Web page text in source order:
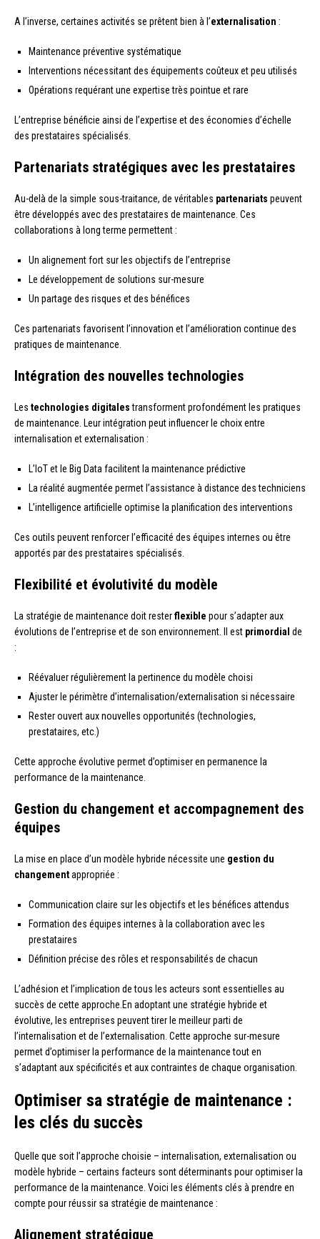
A l’inverse, certaines activités se prêtent bien à l’externalisation :
Maintenance préventive systématique
Interventions nécessitant des équipements coûteux et peu utilisés
Opérations requérant une expertise très pointue et rare
L’entreprise bénéficie ainsi de l’expertise et des économies d’échelle
des prestataires spécialisés.
Partenariats stratégiques avec les prestataires
Au-delà de la simple sous-traitance, de véritables partenariats peuvent
être développés avec des prestataires de maintenance. Ces
collaborations à long terme permettent :
Un alignement fort sur les objectifs de l’entreprise
Le développement de solutions sur-mesure
Un partage des risques et des bénéfices
Ces partenariats favorisent l’innovation et l’amélioration continue des
pratiques de maintenance.
Intégration des nouvelles technologies
Les technologies digitalestransforment profondément les pratiques
de maintenance. Leur intégration peut influencer le choix entre
internalisation et externalisation :
L’IoT et le Big Data facilitent la maintenance prédictive
La réalité augmentée permet l’assistance à distance des techniciens
L’intelligence artificielle optimise la planification des interventions
Ces outils peuvent renforcer l’efficacité des équipes internes ou être
apportés par des prestataires spécialisés.
Flexibilité et évolutivité du modèle
La stratégie de maintenance doit resterflexible pour s’adapter aux
évolutions de l’entreprise et de son environnement. Il est primordial de
:
Réévaluer régulièrement la pertinence du modèle choisi
Ajuster le périmètre d’internalisation/externalisation si nécessaire
Rester ouvert aux nouvelles opportunités (technologies,
prestataires, etc.)
Cette approche évolutive permet d’optimiser en permanence la
performance de la maintenance.
Gestion du changement et accompagnement des
équipes
La mise en place d’un modèle hybride nécessite une gestion du
changementappropriée :
Communication claire sur les objectifs et les bénéfices attendus
Formation des équipes internes à la collaboration avec les
prestataires
Définition précise des rôles et responsabilités de chacun
L’adhésion et l’implication de tous les acteurs sont essentielles au
succès de cette approche.En adoptant une stratégie hybride et
évolutive, les entreprises peuvent tirer le meilleur parti de
l’internalisation et de l’externalisation. Cette approche sur-mesure
permet d’optimiser la performance de la maintenance tout en
s’adaptant aux spécificités et aux contraintes de chaque organisation.
Optimiser sa stratégie de maintenance :
les clés du succès
Quelle que soit l’approche choisie – internalisation, externalisation ou
modèle hybride – certains facteurs sont déterminants pour optimiser la
performance de la maintenance. Voici les éléments clés à prendre en
compte pour réussir sa stratégie de maintenance :
Alignement stratégique